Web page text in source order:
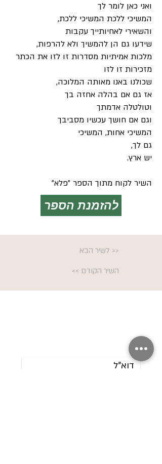
ואני כאן לומר לך
המשיכי ללכת המשיכי ללכת,
והשאירי לאחיותייך עקבות
שידעו גם הן להמשיך ולא להרפות,
מלכות אמיתיות מסדרות זו לזו את הכתר
מזכירות זו לזו
שכולנו באנו מאותה המלוכה,
אז גם אם בהלה אחזה בך
וטולטלה אדמתך
וגם אם חושך עכשיו מסביבך
המשיכי אחות, המשיכי
גם לך,
יש ארץ.
השיר לקוח מתוך הספר "פלא"
להזמנת הספר
<< לשיר הבא
השיר הקודם >>
קבוצות שנפתחות והרצאות קרובות.